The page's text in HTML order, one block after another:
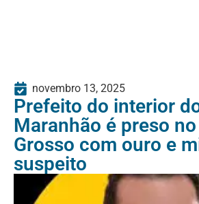
novembro 13, 2025
Prefeito do interior
Maranhão é preso
Grosso com ouro e
suspeito